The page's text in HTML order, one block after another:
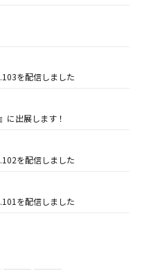
を配信しました
に出展します！
を配信しました
を配信しました